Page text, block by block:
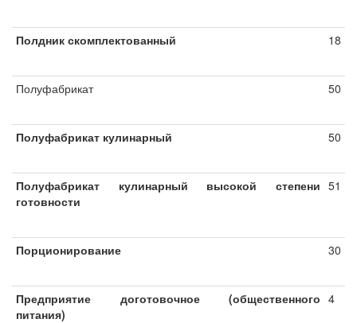
Полдник скомплектованный 18
Полуфабрикат 50
Полуфабрикат кулинарный 50
Полуфабрикат кулинарный высокой степени
готовности
51
Порционирование 30
Предприятие доготовочное (общественного
питания)
4